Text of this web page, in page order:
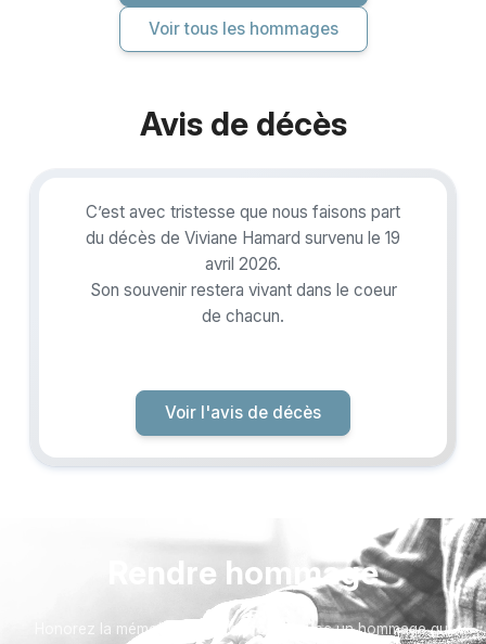
Voir tous les hommages
Avis de décès
C’est avec tristesse que nous faisons part
du décès de Viviane Hamard survenu le 19
avril 2026.
Son souvenir restera vivant dans le coeur
de chacun.
Voir l'avis de décès
Rendre hommage
Honorez la mémoire de votre proche avec un hommage qui